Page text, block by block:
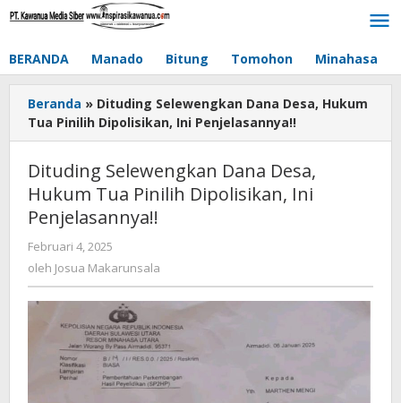
Lewati
BERANDA Manado Bitung Tomohon Minahasa
Beranda » Dituding Selewengkan Dana Desa, Hukum
Tua Pinilih Dipolisikan, Ini Penjelasannya!!
Dituding Selewengkan Dana Desa,
Hukum Tua Pinilih Dipolisikan, Ini
Penjelasannya!!
Februari 4, 2025
Josua
oleh Josua Makarunsala